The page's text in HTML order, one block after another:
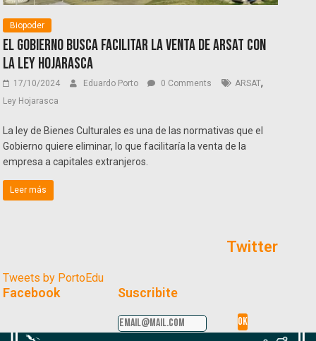
Biopoder
El Gobierno busca facilitar la venta de Arsat con
la ley Hojarasca
17/10/2024 Eduardo Porto 0 Comments ARSAT,
Ley Hojarasca
La ley de Bienes Culturales es una de las normativas que el
Gobierno quiere eliminar, lo que facilitaría la venta de la
empresa a capitales extranjeros.
Leer más
Twitter
Tweets by PortoEdu
Facebook Suscribite